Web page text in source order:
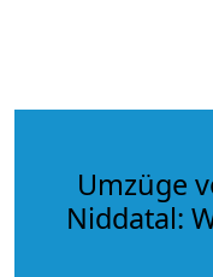
Umzüge
Niddatal: